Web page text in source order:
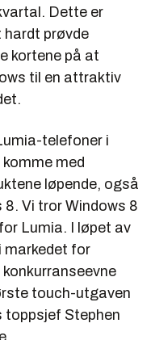
Dette er
prøvde
kortene på at
til en attraktiv
telefoner i
med
løpende, også
Vi tror Windows 8
Lumia. I løpet av
markedet for
touch-utgaven
toppsjef Stephen